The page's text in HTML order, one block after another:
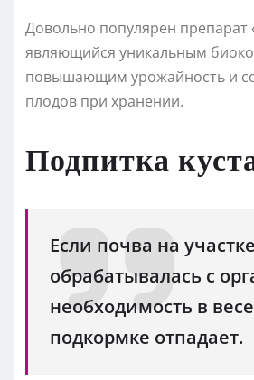
Довольно популярен препарат
являющийся уникальным
повышающим урожайность и
плодов при хранении.
Подпитка
Если почва на
обрабатывалась с
необходимость в
подкормке отпадает.